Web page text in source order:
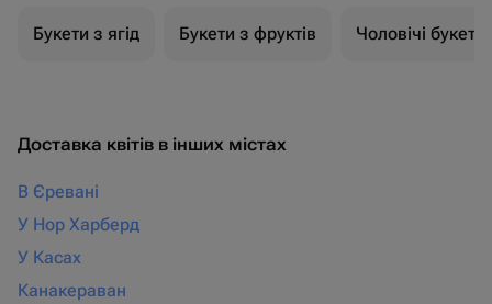
Букети з ягід Букети з фруктів Чоловічі букети
Доставка квітів в інших містах
В Єревані
У Нор Харберд
У Касах
Канакераван